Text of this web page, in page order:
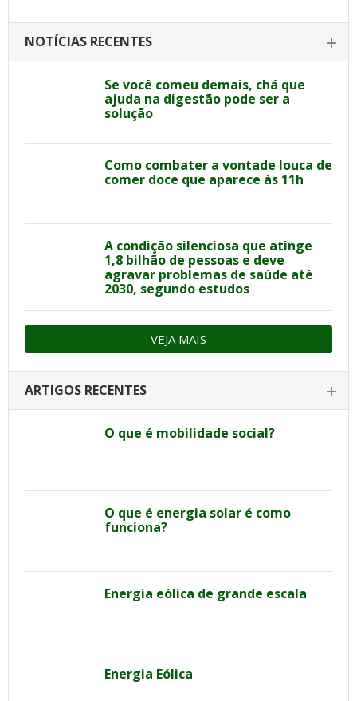
NOTÍCIAS RECENTES
Se você comeu demais, chá que
ajuda na digestão pode ser a
solução
Como combater a vontade louca de
comer doce que aparece às 11h
A condição silenciosa que atinge
1,8 bilhão de pessoas e deve
agravar problemas de saúde até
2030, segundo estudos
VEJA MAIS
ARTIGOS RECENTES
O que é mobilidade social?
O que é energia solar é como
funciona?
Energia eólica de grande escala
Energia Eólica